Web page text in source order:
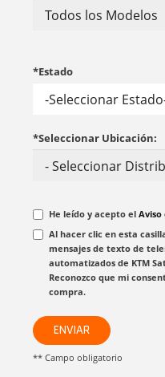
*Estado
*Seleccionar Ubicación:
He leído y acepto el Aviso
Al hacer clic en esta
mensajes de texto de
automatizados de KTM
Reconozco que mi
compra.
ENVIAR
** Campo obligatorio